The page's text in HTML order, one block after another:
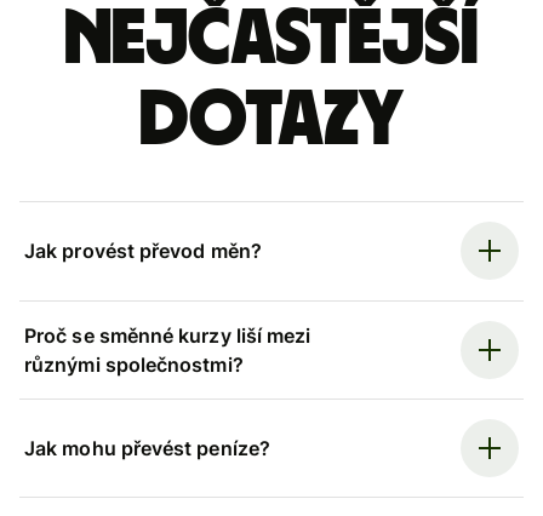
Nejčastější
dotazy
Jak provést převod měn?
Proč se směnné kurzy liší mezi
různými společnostmi?
Jak mohu převést peníze?